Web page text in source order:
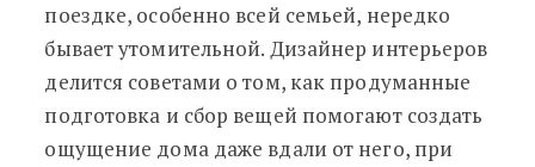
поездке, особенно всей семьей, нередко
бывает утомительной. Дизайнер интерьеров
делится советами о том, как продуманные
подготовка и сбор вещей помогают создать
ощущение дома даже вдали от него, при